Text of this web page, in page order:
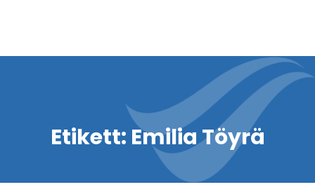
Etikett: Emilia Töyrä